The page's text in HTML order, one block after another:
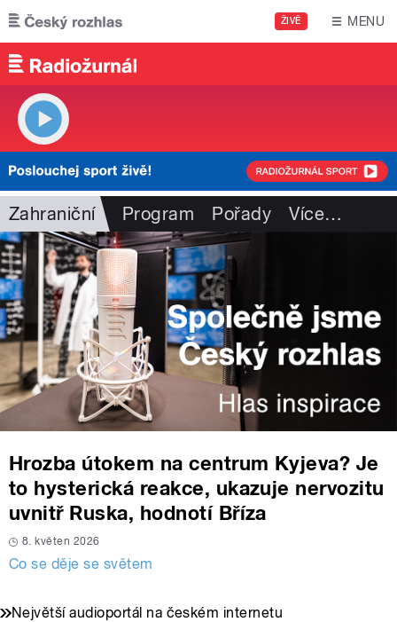
Přejít k hlavnímu obsahu
ŽIVĚ MENU
Zahraniční Program Pořady Více…
Hrozba útokem na centrum Kyjeva? Je
to hysterická reakce, ukazuje nervozitu
uvnitř Ruska, hodnotí Bříza
8. květen 2026
Co se děje se světem
Největší audioportál na českém internetu